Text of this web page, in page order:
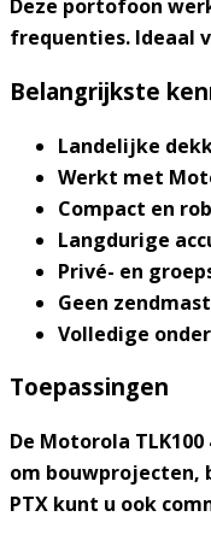
Deze portofoon
frequenties. Ideaal
Belangrijkste
Landelijke
Werkt met
Compact en
Langdurige
Privé- en
Geen
Volledige
Toepassingen
De Motorola
om bouwprojecten,
PTX kunt u ook